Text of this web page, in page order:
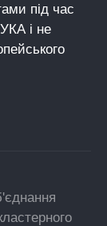
під час
і не